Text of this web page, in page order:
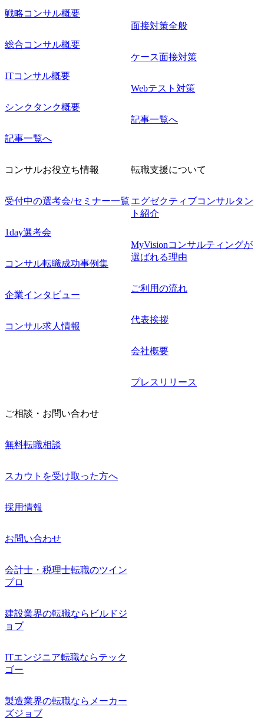
戦略コンサル概要
総合コンサル概要
ITコンサル概要
シンクタンク概要
記事一覧へ
面接対策全般
ケース面接対策
Webテスト対策
記事一覧へ
コンサルお役立ち情報
受付中の選考会/セミナー一覧
1day選考会
コンサル転職成功事例集
企業インタビュー
コンサル求人情報
転職支援について
エグゼクティブコンサルタン
ト紹介
MyVisionコンサルティングが
選ばれる理由
ご利用の流れ
代表挨拶
会社概要
プレスリリース
ご相談・お問い合わせ
無料転職相談
スカウトを受け取った方へ
採用情報
お問い合わせ
会計士・税理士転職のツイン
プロ
建設業界の転職ならビルドジ
ョブ
ITエンジニア転職ならテック
ゴー
製造業界の転職ならメーカー
ズジョブ